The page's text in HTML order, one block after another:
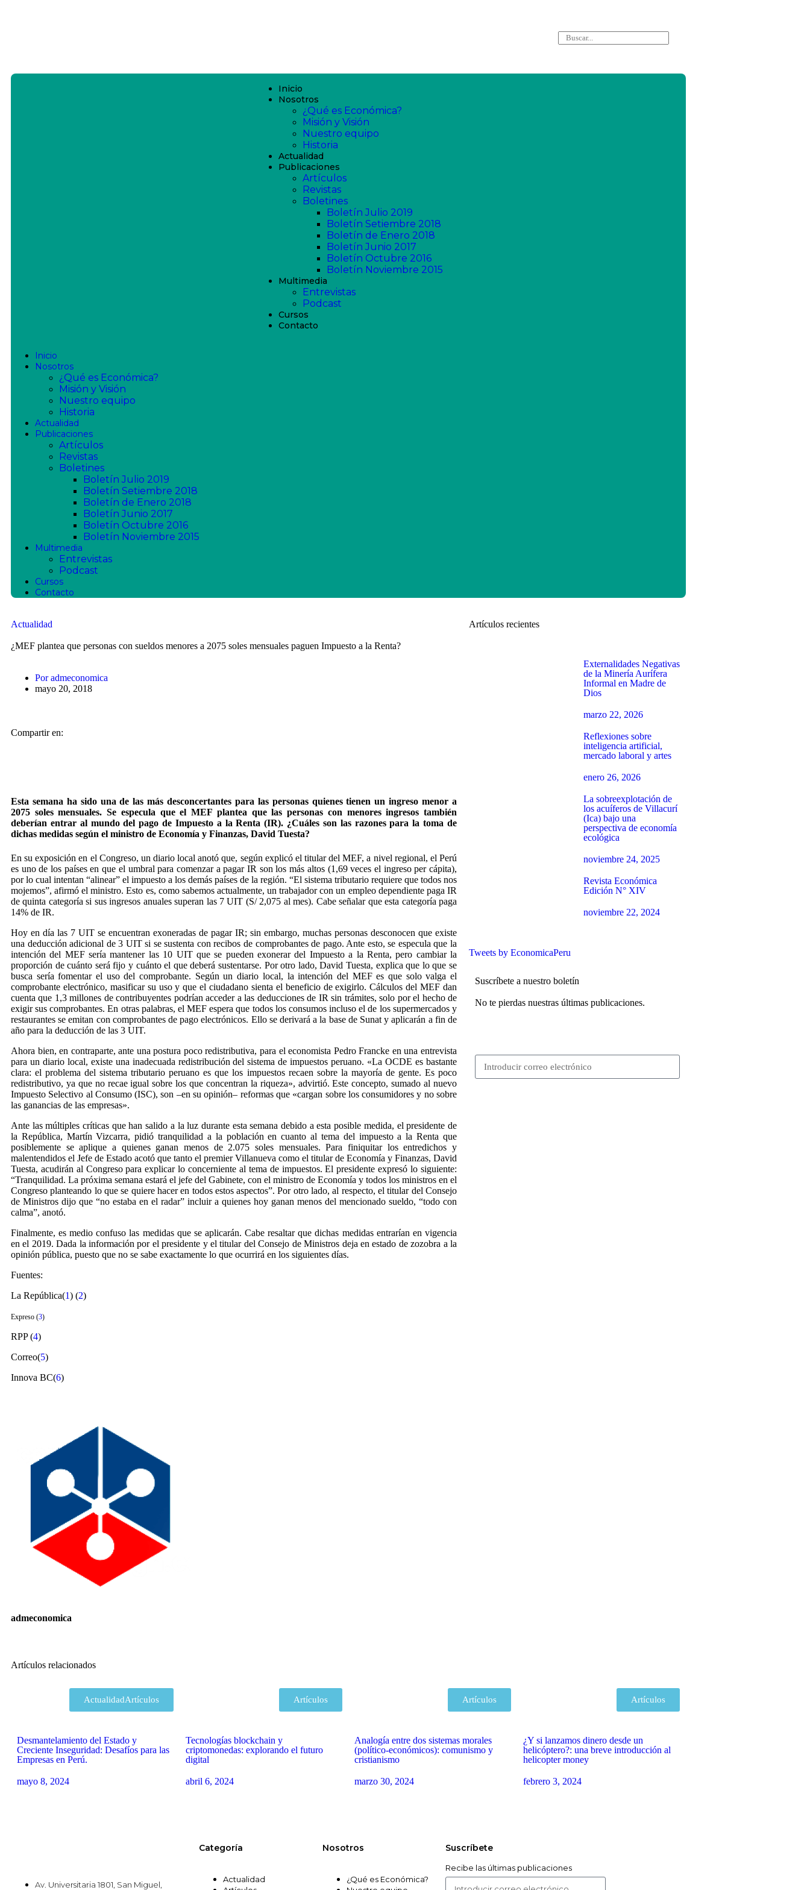
Inicio
Nosotros
¿Qué es Económica?
Misión y Visión
Nuestro equipo
Historia
Actualidad
Publicaciones
Artículos
Revistas
Boletines
Boletín Julio 2019
Boletín Setiembre 2018
Boletín de Enero 2018
Boletín Junio 2017
Boletín Octubre 2016
Boletín Noviembre 2015
Multimedia
Entrevistas
Podcast
Cursos
Contacto
Inicio
Nosotros
¿Qué es Económica?
Misión y Visión
Nuestro equipo
Historia
Actualidad
Publicaciones
Artículos
Revistas
Boletines
Boletín Julio 2019
Boletín Setiembre 2018
Boletín de Enero 2018
Boletín Junio 2017
Boletín Octubre 2016
Boletín Noviembre 2015
Multimedia
Entrevistas
Podcast
Cursos
Contacto
Actualidad
¿MEF plantea que personas con sueldos menores a 2075 soles mensuales paguen Impuesto a la Renta?
Poradmeconomica
mayo 20, 2018
Compartir en:
Esta semana ha sido una de las más desconcertantes para las personas quienes tienen un ingreso menor a
2075 soles mensuales. Se especula que el MEF plantea que las personas con menores ingresos también
deberían entrar al mundo del pago de Impuesto a la Renta (IR). ¿Cuáles son las razones para la toma de
dichas medidas según el ministro de Economía y Finanzas, David Tuesta?
En su exposición en el Congreso, un diario local anotó que, según explicó el titular del MEF, a nivel regional, el Perú
es uno de los países en que el umbral para comenzar a pagar IR son los más altos (1,69 veces el ingreso per cápita),
por lo cual intentan “alinear” el impuesto a los demás países de la región. “El sistema tributario requiere que todos nos
mojemos”, afirmó el ministro. Esto es, como sabemos actualmente, un trabajador con un empleo dependiente paga IR
de quinta categoría si sus ingresos anuales superan las 7 UIT (S/ 2,075 al mes). Cabe señalar que esta categoría paga
14% de IR.
Hoy en día las 7 UIT se encuentran exoneradas de pagar IR; sin embargo, muchas personas desconocen que existe
una deducción adicional de 3 UIT si se sustenta con recibos de comprobantes de pago. Ante esto, se especula que la
intención del MEF sería mantener las 10 UIT que se pueden exonerar del Impuesto a la Renta, pero cambiar la
proporción de cuánto será fijo y cuánto el que deberá sustentarse. Por otro lado, David Tuesta, explica que lo que se
busca sería fomentar el uso del comprobante. Según un diario local, la intención del MEF es que solo valga el
comprobante electrónico, masificar su uso y que el ciudadano sienta el beneficio de exigirlo. Cálculos del MEF dan
cuenta que 1,3 millones de contribuyentes podrían acceder a las deducciones de IR sin trámites, solo por el hecho de
exigir sus comprobantes. En otras palabras, el MEF espera que todos los consumos incluso el de los supermercados y
restaurantes se emitan con comprobantes de pago electrónicos. Ello se derivará a la base de Sunat y aplicarán a fin de
año para la deducción de las 3 UIT.
Ahora bien, en contraparte, ante una postura poco redistributiva, para el economista Pedro Francke en una entrevista
para un diario local, existe una inadecuada redistribución del sistema de impuestos peruano. «La OCDE es bastante
clara: el problema del sistema tributario peruano es que los impuestos recaen sobre la mayoría de gente. Es poco
redistributivo, ya que no recae igual sobre los que concentran la riqueza», advirtió. Este concepto, sumado al nuevo
Impuesto Selectivo al Consumo (ISC), son –en su opinión– reformas que «cargan sobre los consumidores y no sobre
las ganancias de las empresas».
Ante las múltiples críticas que han salido a la luz durante esta semana debido a esta posible medida, el presidente de
la República, Martín Vizcarra, pidió tranquilidad a la población en cuanto al tema del impuesto a la Renta que
posiblemente se aplique a quienes ganan menos de 2.075 soles mensuales. Para finiquitar los entredichos y
malentendidos el Jefe de Estado acotó que tanto el premier Villanueva como el titular de Economía y Finanzas, David
Tuesta, acudirán al Congreso para explicar lo concerniente al tema de impuestos. El presidente expresó lo siguiente:
“Tranquilidad. La próxima semana estará el jefe del Gabinete, con el ministro de Economía y todos los ministros en el
Congreso planteando lo que se quiere hacer en todos estos aspectos”. Por otro lado, al respecto, el titular del Consejo
de Ministros dijo que “no estaba en el radar” incluir a quienes hoy ganan menos del mencionado sueldo, “todo con
calma”, anotó.
Finalmente, es medio confuso las medidas que se aplicarán. Cabe resaltar que dichas medidas entrarían en vigencia
en el 2019. Dada la información por el presidente y el titular del Consejo de Ministros deja en estado de zozobra a la
opinión pública, puesto que no se sabe exactamente lo que ocurrirá en los siguientes días.
Fuentes:
La República(1) (2)
Expreso (3)
RPP (4)
Correo(5)
Innova BC(6)
admeconomica
Artículos recientes
Externalidades Negativas
de la Minería Aurífera
Informal en Madre de
Dios
marzo 22, 2026
Reflexiones sobre
inteligencia artificial,
mercado laboral y artes
enero 26, 2026
La sobreexplotación de
los acuíferos de Villacurí
(Ica) bajo una
perspectiva de economía
ecológica
noviembre 24, 2025
Revista Económica
Edición N° XIV
noviembre 22, 2024
Tweets by EconomicaPeru
Suscríbete a nuestro boletín
No te pierdas nuestras últimas publicaciones.
Artículos relacionados
ActualidadArtículos
Desmantelamiento del Estado y
Creciente Inseguridad: Desafíos para las
Empresas en Perú.
mayo 8, 2024
Artículos
Tecnologías blockchain y
criptomonedas: explorando el futuro
digital
abril 6, 2024
Artículos
Analogía entre dos sistemas morales
(político-económicos): comunismo y
cristianismo
marzo 30, 2024
Artículos
¿Y si lanzamos dinero desde un
helicóptero?: una breve introducción al
helicopter money
febrero 3, 2024
Av. Universitaria 1801, San Miguel,
Categoría
Actualidad
Nosotros
¿Qué es Económica?
Suscríbete
Recibe las últimas publicaciones